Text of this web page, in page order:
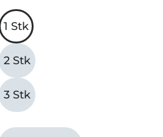
1 Stk
2 Stk
3 Stk